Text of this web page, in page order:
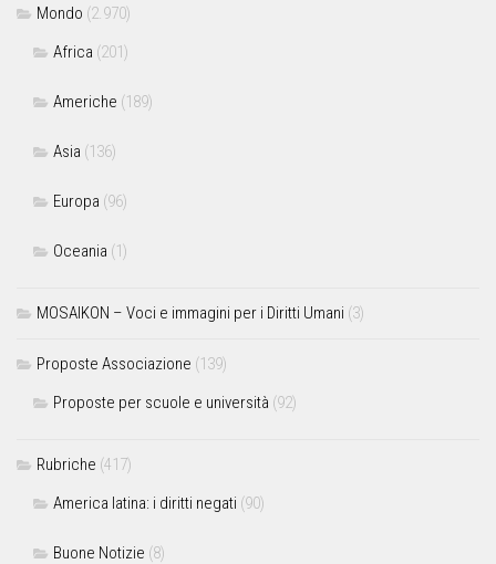
Mondo (2.970)
Africa (201)
Americhe (189)
Asia (136)
Europa (96)
Oceania (1)
MOSAIKON – Voci e immagini per i Diritti Umani (3)
Proposte Associazione (139)
Proposte per scuole e università (92)
Rubriche (417)
America latina: i diritti negati (90)
Buone Notizie (8)